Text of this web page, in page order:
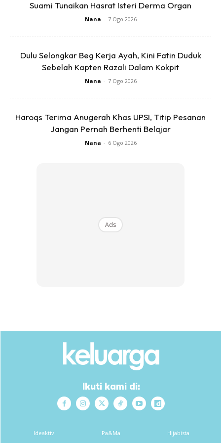
Ads
Tahu tak selama kita pegang tangan di dunia dengan
syurga. Hari raya sebenar kita nanti dalam syurga
Suami Tunaikan Hasrat Isteri Derma Organ
Nana - 7 Ogo 2026
Dulu Selongkar Beg Kerja Ayah, Kini Fatin Duduk
Sebelah Kapten Razali Dalam Kokpit
Nana - 7 Ogo 2026
Haroqs Terima Anugerah Khas UPSI, Titip Pesanan
Jangan Pernah Berhenti Belajar
Nana - 6 Ogo 2026
Ads
Ikuti kami di:
Ideaktiv Pa&Ma Hijabista